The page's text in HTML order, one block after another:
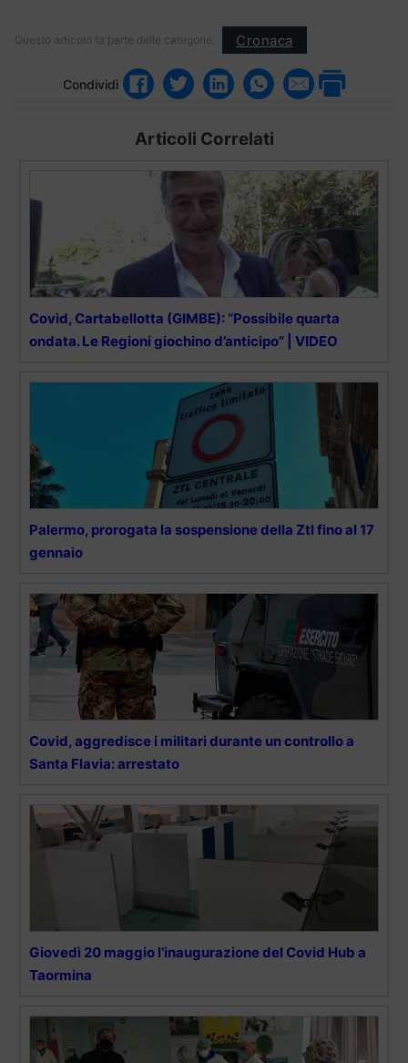
Questo articolo fa parte delle categorie: Cronaca
Condividi
Articoli Correlati
Covid, Cartabellotta (GIMBE): “Possibile quarta
ondata. Le Regioni giochino d’anticipo” | VIDEO
Palermo, prorogata la sospensione della Ztl fino al 17
gennaio
Covid, aggredisce i militari durante un controllo a
Santa Flavia: arrestato
Giovedì 20 maggio l’inaugurazione del Covid Hub a
Taormina